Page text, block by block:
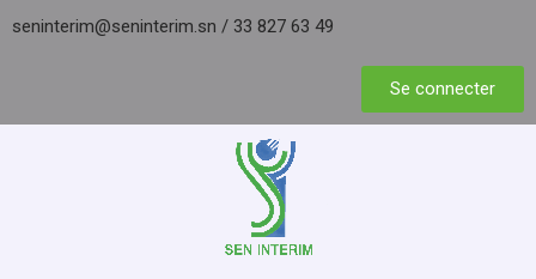
seninterim@seninterim.sn / 33 827 63 49
Se connecter